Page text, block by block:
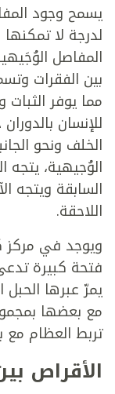
يسمح وجود
لدرجة لا
المفاصل
بين الفقرات
مما يوفر
للإنسان
الخلف ونحو
الوُجيهية، يتجه
السابقة ويتجه
اللاحقة.
ويوجد في مركز
فتحة كبيرة تدعى
يمرّ عبرها
مع بعضها
تربط العظام
الأقراص